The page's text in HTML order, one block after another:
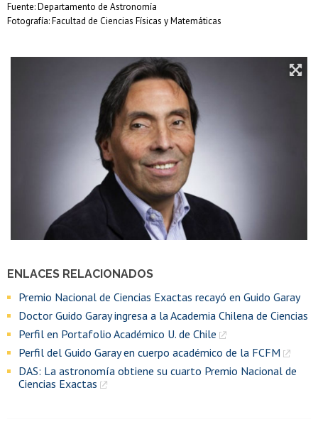
ENLACES RELACIONADOS
Premio Nacional de Ciencias Exactas recayó en Guido Garay
Doctor Guido Garay ingresa a la Academia Chilena de Ciencias
Perfil en Portafolio Académico U. de Chile
Perfil del Guido Garay en cuerpo académico de la FCFM
DAS: La astronomía obtiene su cuarto Premio Nacional de
Ciencias Exactas
Fuente: Departamento de Astronomía
Fotografía: Facultad de Ciencias Físicas y Matemáticas